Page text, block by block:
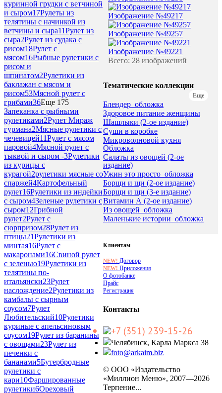
куринной грудки с ветчиной
и сыром17Рулеты из
телятины с начинкой из
ветчины и сыра11Рулет из
сыра2Рулет из судака с
рисом18Рулет с
мясом16Рыбные рулетики с
рисом и
шпинатом2Рулетики из
баклажан с мясом и
рисом53Мясной рулет с
грибами36Еще 175
Запеканка с рыбными
рулетиками2Рулет Мираж
гурмана2Мясные рулетики с
чечевицей11Рулет с мясом
паровой4Мясной рулет с
тыквой и сыром -3Рулетики
из курицы с
курагой2рулетики мясные со
спаржей4Картофельный
рулет16Рулетики из индейки
с сыром4Зеленые рулетики с
сыром12Грибной
рулет2Рулет с
сюрпризом28Рулет из
птицы21Рулетики из
минтая16Рулет с
макаронами16Свиной рулет
с зеленью19Рулетики из
телятины по-
итальянски23Рулет
наслождение2Рулетики из
камбалы с сырным
соусом7Рулет
Любительский10Рулетики
куриные с апельсиновым
соусом19Рулет из баранины
с овощами23Рулет из
печенки с
бананами5Бутербродные
рулетики с
кари10Фаршированные
рулетики6Ореховый
Изображение №49217
Изображение №49257
Изображение №49221
Всего: 28 изображений
Тематические коллекции
Еще
Блендер_обложка
Здоровое питание женщины
Шашлыки (2-ое издание)
Суши в коробке
Микроволновой кухня
Обложка
Салаты из овощей (2-ое
издание)
Ужин это просто_обложка
Борщи и щи (2-ое издание)
Борщи и щи (3-е издание)
Витамин А (2-ое издание)
Из овощей_обложка
Маленькие истории_обложка
Клиентам
NEW! Договор
NEW! Приложения
О фотобанке
Прайс
Регистрация
Контакты
+7 (351) 239-15-26
Челябинск, Карла Маркса 38
foto@arkaim.biz
© ООО «Издательство
«Миллион Меню», 2007—2026
Терпение...